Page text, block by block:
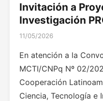
Invitación a
Investigación
11/05/2026
En atención a la
MCTI/CNPq Nº 02/
Cooperación
Ciencia, Tecnología e